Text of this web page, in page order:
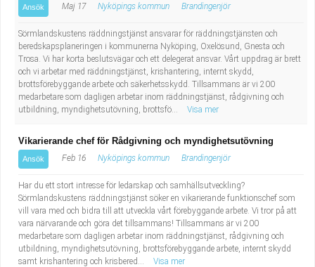
Ansök Maj 17 Nyköpings kommun Brandingenjör
Sörmlandskustens räddningstjänst ansvarar för räddningstjänsten och
beredskapsplaneringen i kommunerna Nyköping, Oxelösund, Gnesta och
Trosa. Vi har korta beslutsvägar och ett delegerat ansvar. Vårt uppdrag är brett
och vi arbetar med räddningstjänst, krishantering, internt skydd,
brottsförebyggande arbete och säkerhetsskydd. Tillsammans är vi 200
medarbetare som dagligen arbetar inom räddningstjänst, rådgivning och
utbildning, myndighetsutövning, brottsfö...
Visa mer
Vikarierande chef för Rådgivning och myndighetsutövning
Ansök Feb 16 Nyköpings kommun Brandingenjör
Har du ett stort intresse för ledarskap och samhällsutveckling?
Sörmlandskustens räddningstjänst söker en vikarierande funktionschef som
vill vara med och bidra till att utveckla vårt förebyggande arbete. Vi tror på att
vara närvarande och göra det tillsammans! Tillsammans är vi 200
medarbetare som dagligen arbetar inom räddningstjänst, rådgivning och
utbildning, myndighetsutövning, brottsförebyggande arbete, internt skydd
samt krishantering och krisbered...
Visa mer